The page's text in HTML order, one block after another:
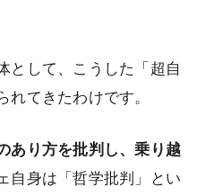
として、こうした「超自
てきたわけです。
あり方を批判し、乗り越
自身は「哲学批判」とい